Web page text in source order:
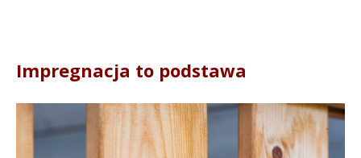
Impregnacja to podstawa